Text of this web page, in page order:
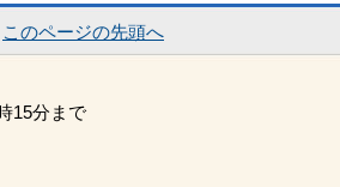
このページの先頭へ
15分まで